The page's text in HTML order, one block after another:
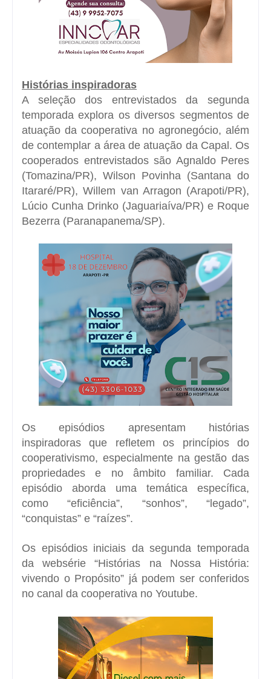
Histórias inspiradoras
A seleção dos entrevistados da segunda
temporada explora os diversos segmentos de
atuação da cooperativa no agronegócio, além
de contemplar a área de atuação da Capal. Os
cooperados entrevistados são Agnaldo Peres
(Tomazina/PR), Wilson Povinha (Santana do
Itararé/PR), Willem van Arragon (Arapoti/PR),
Lúcio Cunha Drinko (Jaguariaíva/PR) e Roque
Bezerra (Paranapanema/SP).
Os episódios apresentam histórias
inspiradoras que refletem os princípios do
cooperativismo, especialmente na gestão das
propriedades e no âmbito familiar. Cada
episódio aborda uma temática específica,
como “eficiência”, “sonhos”, “legado”,
“conquistas” e “raízes”.
Os episódios iniciais da segunda temporada
da websérie “Histórias na Nossa História:
vivendo o Propósito” já podem ser conferidos
no canal da cooperativa no Youtube.